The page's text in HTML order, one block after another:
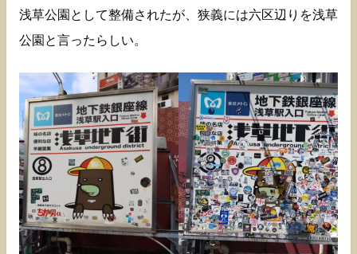
浅草公園として整備されたが、狭義には六区辺りを浅草
公園と言ったらしい。